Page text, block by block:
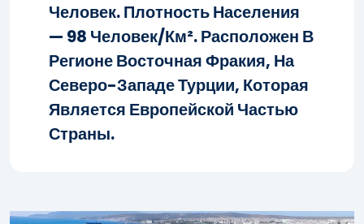
Человек. Плотность Населения
— 98 Человек/км². Расположен В
Регионе Восточная Фракия, На
Северо-Западе Турции, Которая
Является Европейской Частью
Страны.